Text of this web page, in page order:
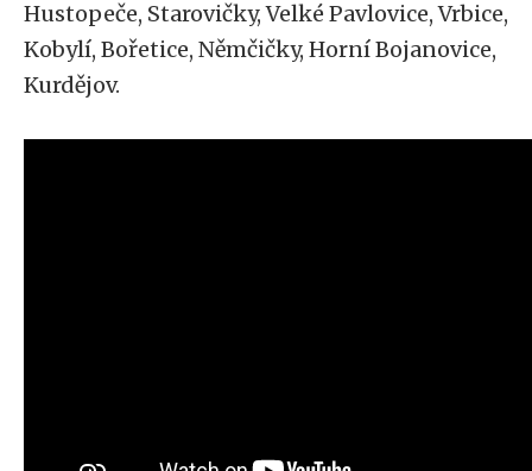
Hustopeče, Starovičky, Velké Pavlovice, Vrbice,
Kobylí, Bořetice, Němčičky, Horní Bojanovice,
Kurdějov.